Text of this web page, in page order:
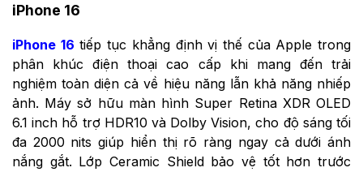
iPhone 16
iPhone 16 tiếp tục khẳng định vị thế của Apple trong
phân khúc điện thoại cao cấp khi mang đến trải
nghiệm toàn diện cả về hiệu năng lẫn khả năng nhiếp
ảnh. Máy sở hữu màn hình Super Retina XDR OLED
6.1 inch hỗ trợ HDR10 và Dolby Vision, cho độ sáng tối
đa 2000 nits giúp hiển thị rõ ràng ngay cả dưới ánh
nắng gắt. Lớp Ceramic Shield bảo vệ tốt hơn trước